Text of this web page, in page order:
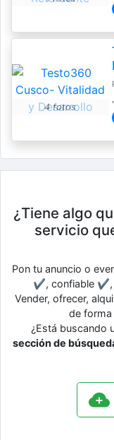
4 fotos
¿Tiene algo
servicio
Pon tu anuncio o
✔, confiable ✔,
Vender, ofrecer,
de forma
¿Está buscando
sección de